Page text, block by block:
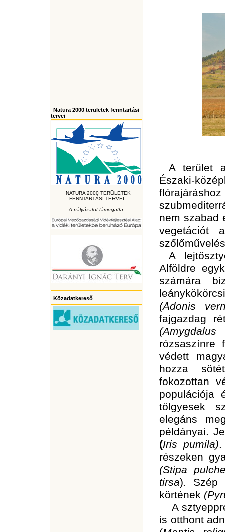
Natura 2000 területek fenntartási
tervei
NATURA 2000 TERÜLETEK
FENNTARTÁSI TERVEI
A pályázatot támogatta:
Közadatkereső
A terület
Északi-
nem szabad
vegetációt
A
Alföldre
számára
(Adonis
fajgazdag
(Amygdalus
rózsaszínre
védett
hozza
fokozottan
populációja
tölgyesek
elegáns
példányai.
(Iris pumila)
részeken
(Stipa
tirsa).
Szép
körtének
A
is otthont